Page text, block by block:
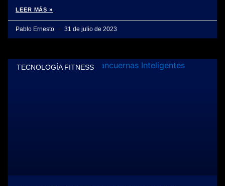
LEER MÁS »
Pablo Ernesto 31 de julio de 2023
TECNOLOGÍA FITNESS